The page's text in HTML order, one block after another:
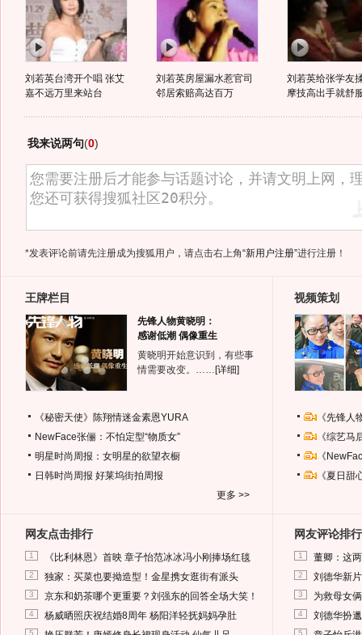
刘若英台湾开个唱 张艾
嘉不远万里来站台
刘若英房屋漏水惹官司
邻居索赔高达百万
刘若英给张学友
摩技高出手就舒
我来说两句(0)
*发表评论前请先注册成为搜狐用户，请点击右上角“新用户注册”进行注册！
王牌栏目
先锋人物黄晓明：
感谢低潮 偶像重生
黄晓明开始意识到，有些事
情需要改变。…… [详细]
《秘密天使》陈翔情迷金素恩YURA
NewFace张俪：不怕定型“物质女”
明星时尚周报：女明星的欲望衣橱
日韩时尚周报 好莱坞街拍周报
更多 >>
视频策划
《先锋
《综艺
《
《夏日
网友点击排行
1 《比利林恩》首映 章子怡范冰冰冯小刚捧场红毯
2 独家：买菜也要拗造型！金星携女逛街有派头
3 京东和奶茶哪个更重要？刘强东的回答全场大笑！
4 杨威晒照庆祝结婚8周年 杨阳洋轻抚妈妈孕肚
5
网友评论排行
1 董卿：这
2 刘德华新
3 为救母女
4 刘德华扮
5